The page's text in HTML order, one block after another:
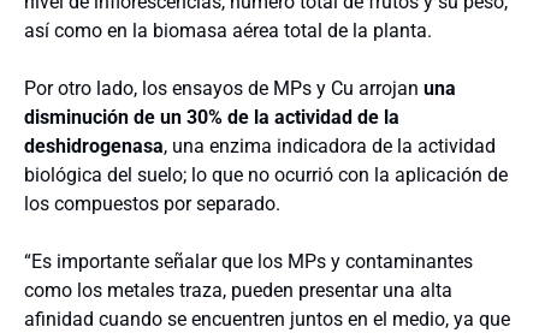
así como en la biomasa aérea total de la planta.
Por otro lado, los ensayos de MPs y Cu arrojan una
disminución de un 30% de la actividad de la
deshidrogenasa, una enzima indicadora de la actividad
biológica del suelo; lo que no ocurrió con la aplicación de
los compuestos por separado.
“Es importante señalar que los MPs y contaminantes
como los metales traza, pueden presentar una alta
afinidad cuando se encuentren juntos en el medio, ya que